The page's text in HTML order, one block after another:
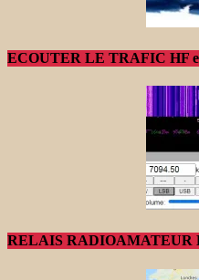
ECOUTER LE TRAFIC HF
RELAIS RADIOAMATEUR